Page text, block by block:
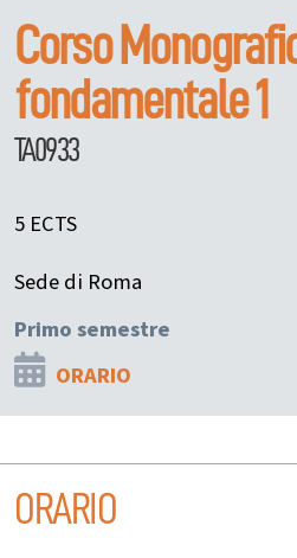
Corso
fondamentale 1
TA0933
5 ECTS
Sede di Roma
Primo semestre
ORARIO
ORARIO